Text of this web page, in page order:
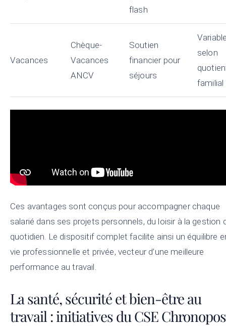
flash
Vacances
Chèque-
Vacances
ANCV
Soutien
financier pour
séjours
selon
familial
Ces avantages sont conçus pour accompagner chaque
salarié dans ses projets personnels, du loisir à la gestion
quotidien. Le dispositif complet facilite ainsi un équilibre
vie professionnelle et privée, vecteur d’une meilleure
performance au travail.
La santé, sécurité et bien-être au
travail : initiatives du CSE